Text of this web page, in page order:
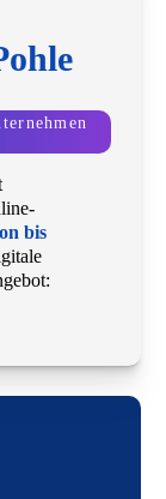
bis